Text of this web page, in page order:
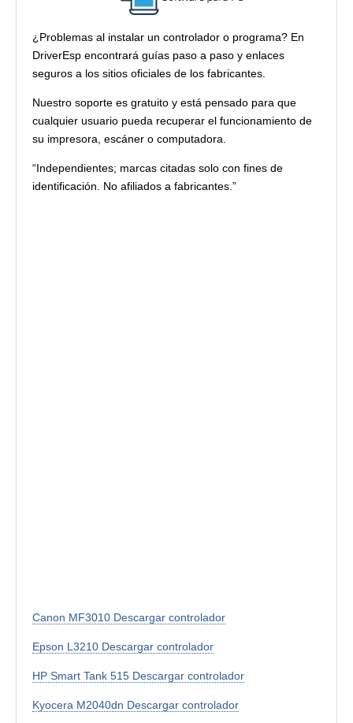
¿Problemas al instalar un controlador o programa? En
DriverEsp encontrará guías paso a paso y enlaces
seguros a los sitios oficiales de los fabricantes.
Nuestro soporte es gratuito y está pensado para que
cualquier usuario pueda recuperar el funcionamiento de
su impresora, escáner o computadora.
“Independientes; marcas citadas solo con fines de
identificación. No afiliados a fabricantes.”
Canon MF3010 Descargar controlador
Epson L3210 Descargar controlador
HP Smart Tank 515 Descargar controlador
Kyocera M2040dn Descargar controlador